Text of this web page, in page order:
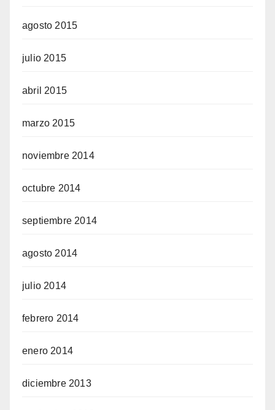
agosto 2015
julio 2015
abril 2015
marzo 2015
noviembre 2014
octubre 2014
septiembre 2014
agosto 2014
julio 2014
febrero 2014
enero 2014
diciembre 2013